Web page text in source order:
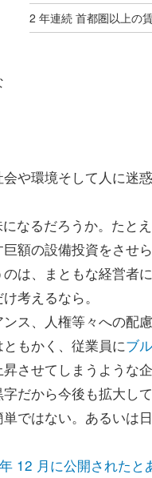
や環境そして人に迷
なるだろうか。たとえ
額の設備投資をさせ
は、まともな経営者
考えるなら。
ス、人権等々への配
もかく、従業員にブ
させてしまうような
だから今後も拡大し
ではない。あるいは
12 月に公開されたと